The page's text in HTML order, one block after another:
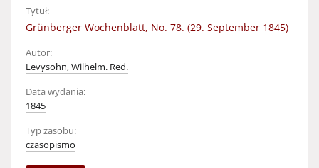
Tytuł:
Grünberger Wochenblatt, No. 78. (29. September 1845)
Autor:
Levysohn, Wilhelm. Red.
Data wydania:
1845
Typ zasobu:
czasopismo